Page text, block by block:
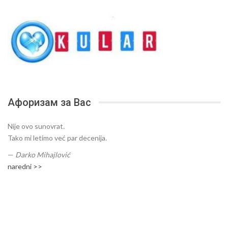
Афоризам за Вас
Nije ovo sunovrat.
Tako mi letimo već par decenija.
— Darko Mihajlović
naredni >>